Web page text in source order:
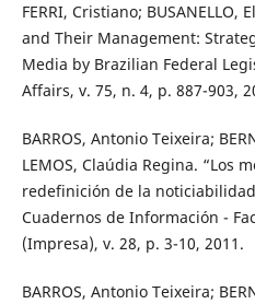
FERRI, Cristiano;
and Their Management:
Media by Brazilian Federal
Affairs, v. 75, n. 4, p. 887-903,
BARROS, Antonio Teixeira;
LEMOS, Claúdia Regina. “Los
redefinición de la
Cuadernos de Información -
(Impresa), v. 28, p. 3-10, 2011.
BARROS, Antonio Teixeira;